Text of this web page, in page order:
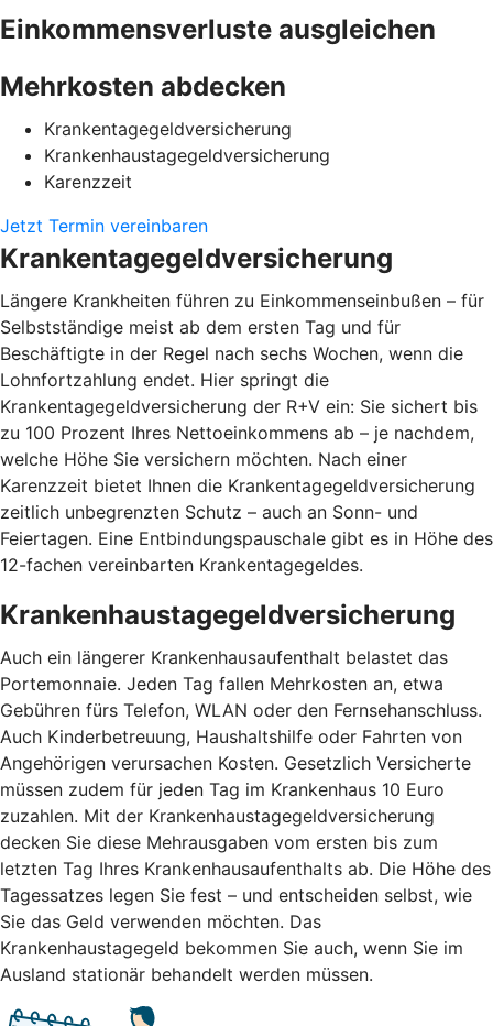
Einkommensverluste ausgleichen
Mehrkosten abdecken
Krankentagegeldversicherung
Krankenhaustagegeldversicherung
Karenzzeit
Jetzt Termin vereinbaren
Krankentagegeldversicherung
Längere Krankheiten führen zu Einkommenseinbußen – für
Selbstständige meist ab dem ersten Tag und für
Beschäftigte in der Regel nach sechs Wochen, wenn die
Lohnfortzahlung endet. Hier springt die
Krankentagegeldversicherung der R+V ein: Sie sichert bis
zu 100 Prozent Ihres Nettoeinkommens ab – je nachdem,
welche Höhe Sie versichern möchten. Nach einer
Karenzzeit bietet Ihnen die Krankentagegeldversicherung
zeitlich unbegrenzten Schutz – auch an Sonn- und
Feiertagen. Eine Entbindungspauschale gibt es in Höhe des
12-fachen vereinbarten Krankentagegeldes.
Krankenhaustagegeldversicherung
Auch ein längerer Krankenhausaufenthalt belastet das
Portemonnaie. Jeden Tag fallen Mehrkosten an, etwa
Gebühren fürs Telefon, WLAN oder den Fernsehanschluss.
Auch Kinderbetreuung, Haushaltshilfe oder Fahrten von
Angehörigen verursachen Kosten. Gesetzlich Versicherte
müssen zudem für jeden Tag im Krankenhaus 10 Euro
zuzahlen. Mit der Krankenhaustagegeldversicherung
decken Sie diese Mehrausgaben vom ersten bis zum
letzten Tag Ihres Krankenhausaufenthalts ab. Die Höhe des
Tagessatzes legen Sie fest – und entscheiden selbst, wie
Sie das Geld verwenden möchten. Das
Krankenhaustagegeld bekommen Sie auch, wenn Sie im
Ausland stationär behandelt werden müssen.